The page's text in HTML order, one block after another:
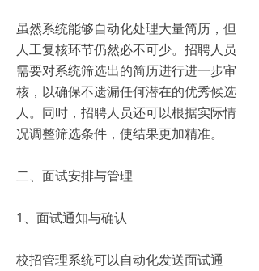
虽然系统能够自动化处理大量简历，但
人工复核环节仍然必不可少。招聘人员
需要对系统筛选出的简历进行进一步审
核，以确保不遗漏任何潜在的优秀候选
人。同时，招聘人员还可以根据实际情
况调整筛选条件，使结果更加精准。
二、面试安排与管理
1、面试通知与确认
校招管理系统可以自动化发送面试通